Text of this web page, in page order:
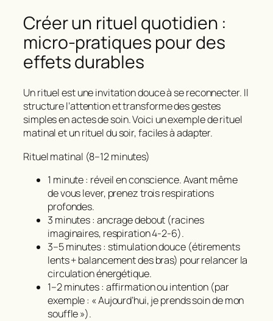
Créer un rituel quotidien :
micro-pratiques pour des
effets durables
Un rituel est une invitation douce à se reconnecter. Il
structure l’attention et transforme des gestes
simples en actes de soin. Voici un exemple de rituel
matinal et un rituel du soir, faciles à adapter.
Rituel matinal (8–12 minutes)
1 minute : réveil en conscience. Avant même
de vous lever, prenez trois respirations
profondes.
3 minutes : ancrage debout (racines
imaginaires, respiration 4-2-6).
3–5 minutes : stimulation douce (étirements
lents + balancement des bras) pour relancer la
circulation énergétique.
1–2 minutes : affirmation ou intention (par
exemple : « Aujourd’hui, je prends soin de mon
souffle »).